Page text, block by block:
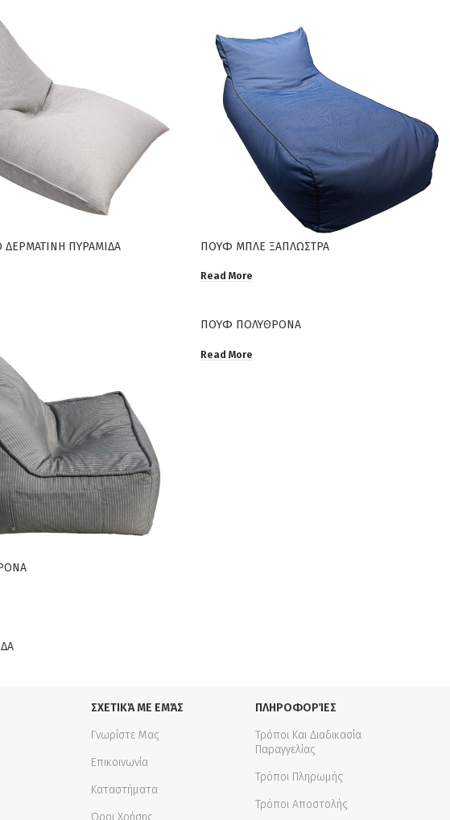
ΠΥΡΑΜΙΔΑ ΠΟΥΦ ΜΠΛΕ ΞΑΠΛΩΣΤΡΑ
Read More
ΠΟΥΦ ΠΟΛΥΘΡΟΝΑ
Read More
ΣΧΕΤΙΚΆ ΜΕ ΕΜΆΣ
Γνωρίστε Μας
Επικοινωνία
Καταστήματα
Όροι Χρήσης
ΠΛΗΡΟΦΟΡΊΕΣ
Τρόποι Και Διαδικασία
Παραγγελίας
Τρόποι Πληρωμής
Τρόποι Αποστολής